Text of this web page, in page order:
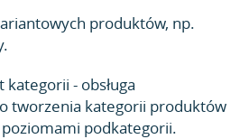
produktów, np.
- obsługa
tworzenia kategorii produktów
podkategorii.